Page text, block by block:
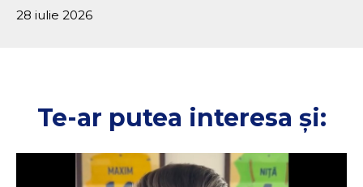
28 iulie 2026
Te-ar putea interesa și: